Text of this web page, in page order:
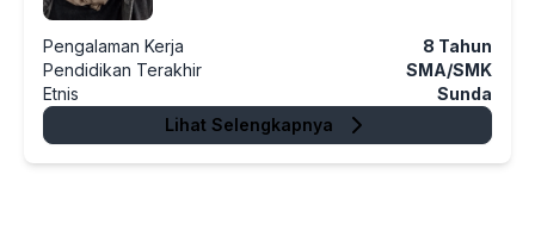
Pengalaman Kerja 8 Tahun
Pendidikan Terakhir
SMA/SMK
Etnis
Sunda
Lihat Selengkapnya